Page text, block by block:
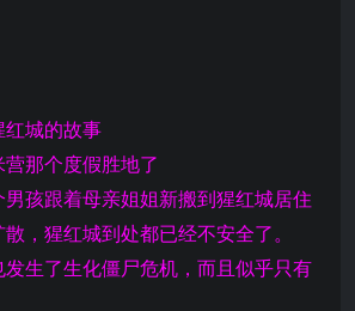
红城的故事
那个度假胜地了
孩跟着母亲姐姐新搬到猩红城居住
，猩红城到处都已经不安全了。
生了生化僵尸危机，而且似乎只有